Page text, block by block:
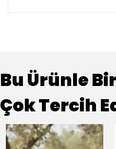
Bu Ürünle
Çok Tercih